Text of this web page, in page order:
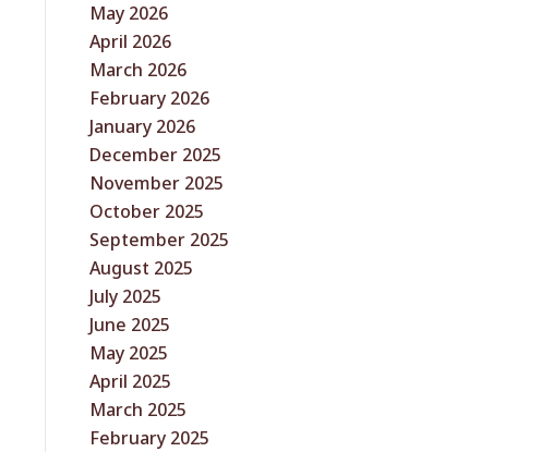
May 2026
April 2026
March 2026
February 2026
January 2026
December 2025
November 2025
October 2025
September 2025
August 2025
July 2025
June 2025
May 2025
April 2025
March 2025
February 2025